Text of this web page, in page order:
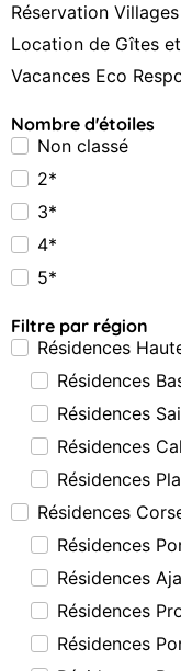
Réservation
Location de Gîtes
Vacances Eco
Nombre d'étoiles
Non classé
2*
3*
4*
5*
Filtre par région
Résidences
Résidences
Résidences
Résidences
Résidences
Résidences
Résidences
Résidences
Résidences
Résidences